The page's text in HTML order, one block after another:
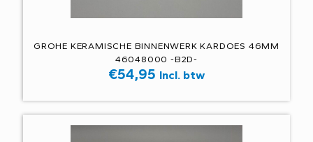
GROHE KERAMISCHE BINNENWERK KARDOES 46MM
46048000 -B2D-
€54,95 Incl. btw